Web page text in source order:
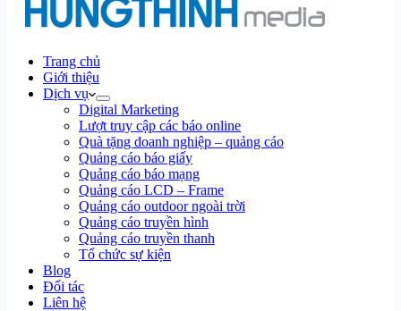
Trang chủ
Giới thiệu
Dịch vụ
Digital Marketing
Lượt truy cập các báo online
Quà tặng doanh nghiệp – quảng cáo
Quảng cáo báo giấy
Quảng cáo báo mạng
Quảng cáo LCD – Frame
Quảng cáo outdoor ngoài trời
Quảng cáo truyền hình
Quảng cáo truyền thanh
Tổ chức sự kiện
Blog
Đối tác
Liên hệ